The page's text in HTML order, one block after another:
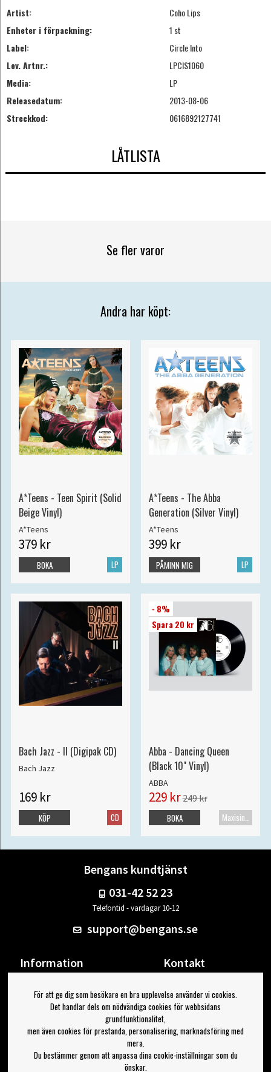
Artist:
Coho Lips
Enheter i förpackning:
1 st
Label:
Circle Into
Lev. Artnr.:
LPCIS1060
Media:
LP
Releasedatum:
2013-08-06
Streckkod:
0616892127741
LÅTLISTA
Se fler varor
Andra har köpt:
A*Teens - Teen Spirit (Solid
Beige Vinyl)
A*Teens
379 kr
LP
BOKA
A*Teens - The Abba
Generation (Silver Vinyl)
A*Teens
399 kr
LP
PÅMINN MIG
Bach Jazz - II (Digipak CD)
Bach Jazz
169 kr
CD
KÖP
- 8%
Spara 20 kr
Abba - Dancing Queen
(Black 10" Vinyl)
ABBA
229 kr249 kr
Maxisingel
BOKA
Bengans kundtjänst
031-42 52 23
Telefontid - vardagar 10-12
support@bengans.se
Information
Om Bengans
FAQ / Köp- & Leveransvillkor
Kontakt
Din sida
Logga ut
Jag vill ha tips från Bengans
För att ge dig som besökare en bra upplevelse använder vi cookies.
Det handlar dels om nödvändiga cookies för webbsidans
grundfunktionalitet,
men även cookies för prestanda, personalisering, marknadsföring med
mera.
Du bestämmer genom att anpassa dina cookie-inställningar som du
önskar.